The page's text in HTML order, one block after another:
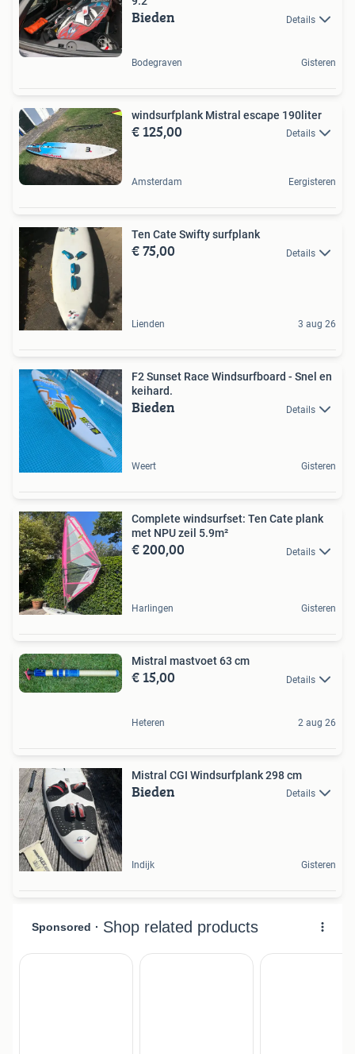
Bieden Details
Bodegraven Gisteren
windsurfplank Mistral escape 190liter
€ 125,00 Details
Amsterdam Eergisteren
Ten Cate Swifty surfplank
€ 75,00 Details
Lienden 3 aug 26
F2 Sunset Race Windsurfboard - Snel en
keihard.
Bieden Details
Weert Gisteren
Complete windsurfset: Ten Cate plank
met NPU zeil 5.9m²
€ 200,00 Details
Harlingen Gisteren
Mistral mastvoet 63 cm
€ 15,00 Details
Heteren 2 aug 26
Mistral CGI Windsurfplank 298 cm
Bieden Details
Indijk Gisteren